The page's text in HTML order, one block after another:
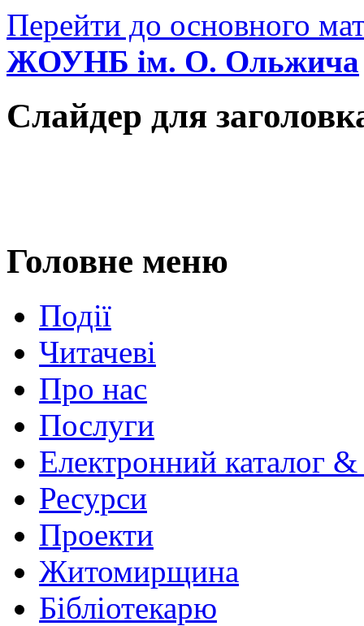
Перейти до основного
ЖОУНБ ім. О. Ольжича
Слайдер для
Головне меню
Події
Читачеві
Про нас
Послуги
Електронний каталог
Ресурси
Проекти
Житомирщина
Бібліотекарю